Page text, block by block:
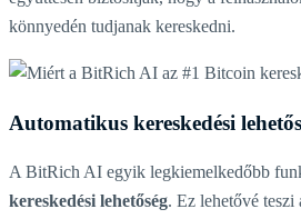
könnyedén tudjanak kereskedni.
Automatikus kereskedési
A BitRich AI egyik legkiemelkedőbb
kereskedési lehetőség. Ez lehetővé teszi